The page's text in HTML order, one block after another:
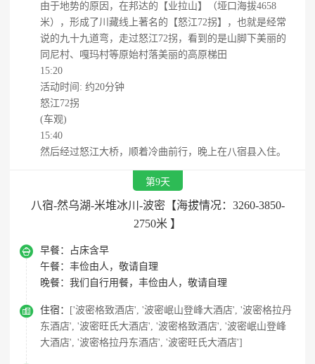
由于地势的原因，在邦达的【业拉山】（垭口海拔4658
米），形成了川藏线上著名的【怒江72拐】，也就是经常
说的九十九道弯，走过怒江72拐，看到的是山脚下美丽的
同尼村、嘎玛村等原始村落美丽的高原梯田
15:20
活动时间: 约20分钟
怒江72拐
(车观)
15:40
然后经过怒江大桥，顺着冷曲前行，晚上在八宿县入住。
第9天
八宿-然乌湖-米堆冰川-波密【海拔情况：3260-3850-
2750米 】
 早餐：
占床含早
午餐： 丰俭由人，敬请自理
晚餐： 我们自行用餐，丰俭由人，敬请自理
 住宿：
['波密格致酒店', '波密岷山登峰大酒店', '波密格拉丹
东酒店', '波密旺氏大酒店', '波密格致酒店', '波密岷山登峰
大酒店', '波密格拉丹东酒店', '波密旺氏大酒店']